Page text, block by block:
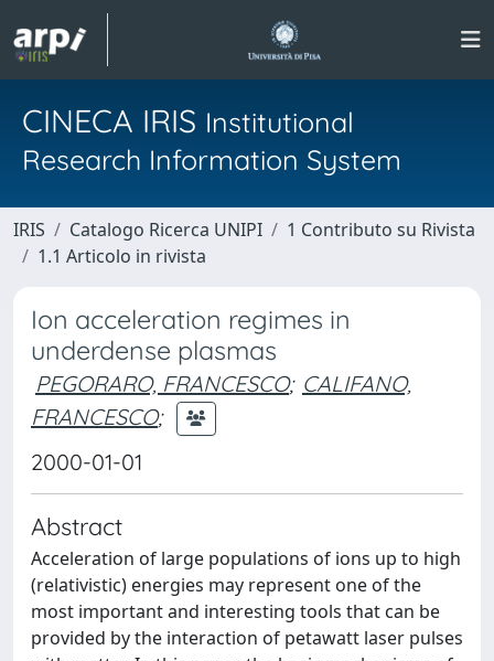
CINECA IRIS Institutional
Research Information System
IRIS Catalogo Ricerca UNIPI
1 Contributo su Rivista
1.1 Articolo in rivista
Ion acceleration regimes in
underdense plasmas
PEGORARO, FRANCESCO; CALIFANO,
FRANCESCO;
2000-01-01
Abstract
Acceleration of large populations of ions up to high
(relativistic) energies may represent one of the
most important and interesting tools that can be
provided by the interaction of petawatt laser pulses